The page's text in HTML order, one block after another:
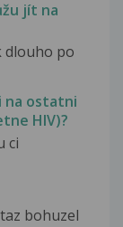
jít na
dlouho po
na ostatni
HIV)?
ci
bohuzel